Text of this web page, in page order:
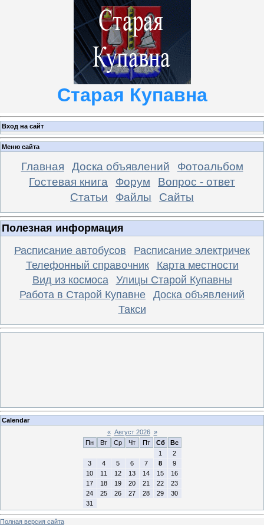
Старая Купавна
Вход на сайт
Меню сайта
Доска объявлений
Фотоальбом
Гостевая книга
Форум
Вопрос - ответ
Статьи
Файлы Сайты
Полезная информация
Расписание автобусов
Расписание электричек
Телефонный справочник
Карта местности
Вид из космоса
Улицы Старой Купавны
Работа в Старой Купавне
Доска объявлений
Такси
Calendar
« Август 2026 »
Пн
Вт Ср Чт Пт Сб
Вс
1
2
3
4 5 6 7 8
9
10
11 12 13 14 15
16
17
18 19 20 21 22
23
24
25 26 27 28 29
30
31
Полная версия сайта